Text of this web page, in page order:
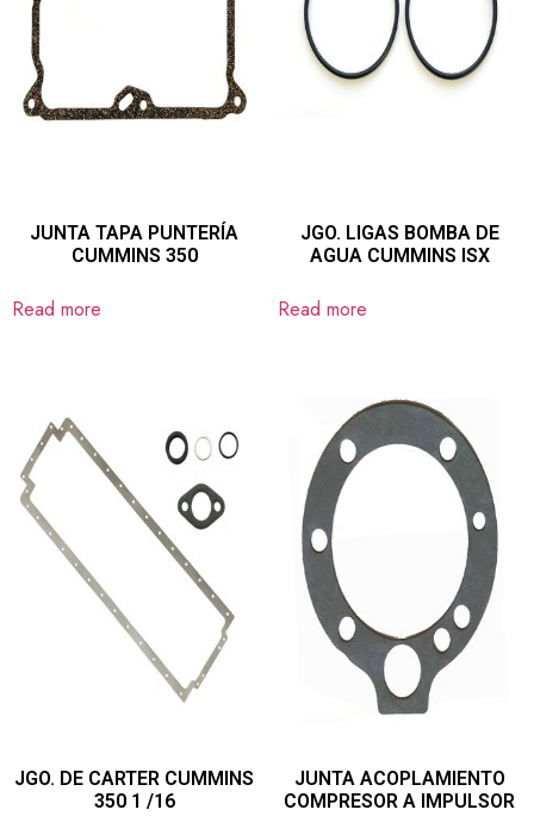
JUNTA TAPA PUNTERÍA
CUMMINS 350
Read more
JGO. LIGAS BOMBA DE
AGUA CUMMINS ISX
Read more
JGO. DE CARTER CUMMINS
350 1 /16
JUNTA ACOPLAMIENTO
COMPRESOR A IMPULSOR